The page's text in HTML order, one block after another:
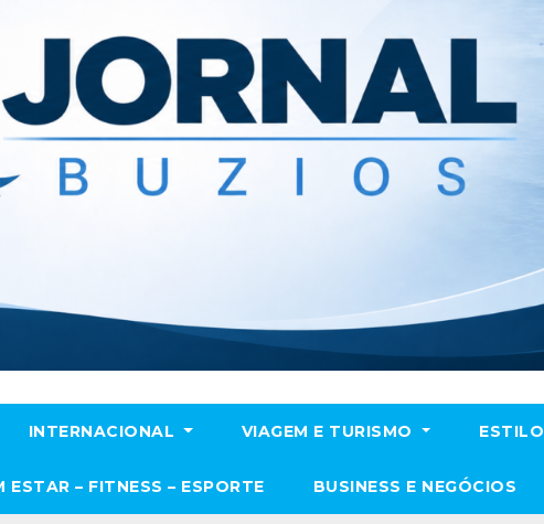
INTERNACIONAL VIAGEM E TURISMO ESTILO
ESTAR – FITNESS – ESPORTE BUSINESS E NEGÓCIOS